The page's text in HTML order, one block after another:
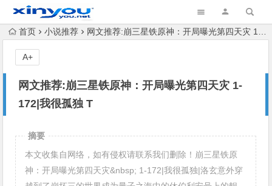
首页 小说推荐 网文推荐:崩三星铁原神：开局曝光第四天灾 1-172|我很孤独 T
网文推荐:崩三星铁原神：开局曝光第四天灾 1-
172|我很孤独 T
A+
摘要
本文收集自网络，如有侵权请联系我们删除！崩三星铁原
神：开局曝光第四天灾&nbsp; 1-172|我很孤独|洛玄意外穿